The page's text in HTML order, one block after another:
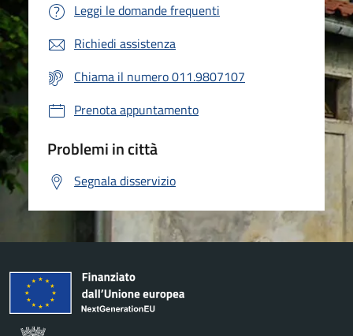
Leggi le domande frequenti
Richiedi assistenza
Chiama il numero 011.9807107
Prenota appuntamento
Problemi in città
Segnala disservizio